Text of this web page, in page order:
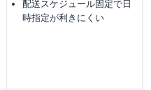
配送スケジュール固定で日
時指定が利きにくい